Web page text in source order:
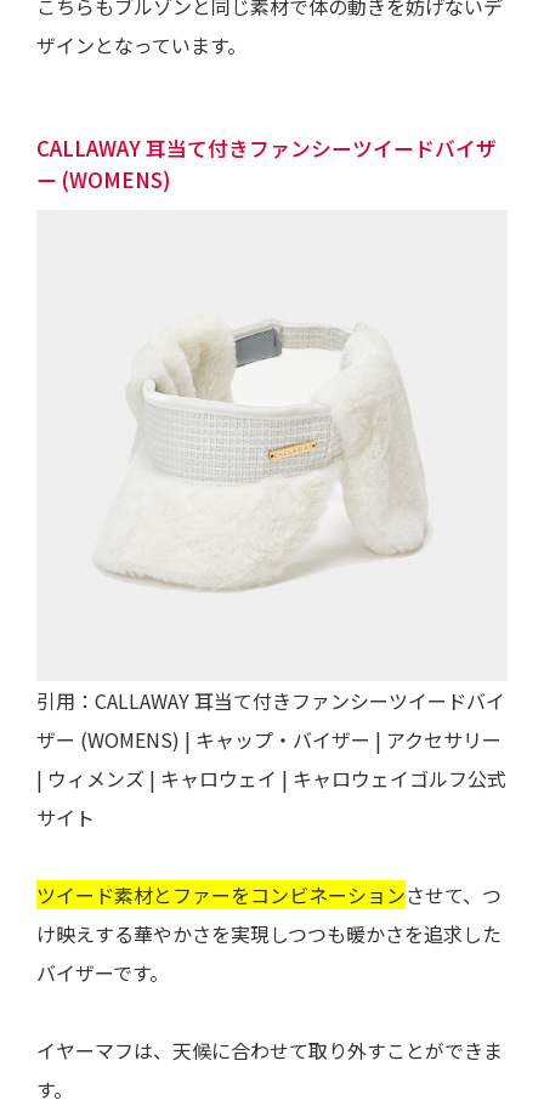
こちらもブルゾンと同じ素材で体の動きを妨げないデ
ザインとなっています。
CALLAWAY 耳当て付きファンシーツイードバイザ
ー (WOMENS)
引用： CALLAWAY 耳当て付きファンシーツイードバイ
ザー (WOMENS) | キャップ・バイザー | アクセサリー
| ウィメンズ | キャロウェイ | キャロウェイゴルフ公式
サイト
ツイード素材とファーをコンビネーションさせて、つ
け映えする華やかさを実現しつつも暖かさを追求した
バイザーです。
イヤーマフは、天候に合わせて取り外すことができま
す。